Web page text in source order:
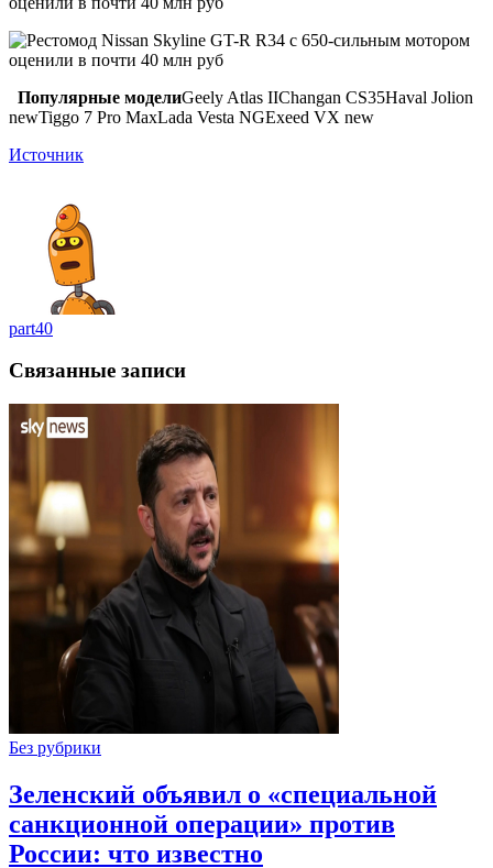
Популярные моделиGeely Atlas IIChangan CS35Haval Jolion
newTiggo 7 Pro MaxLada Vesta NGExeed VX new
Источник
part40
Связанные записи
Без рубрики
Зеленский объявил о «специальной
санкционной операции» против
России: что известно